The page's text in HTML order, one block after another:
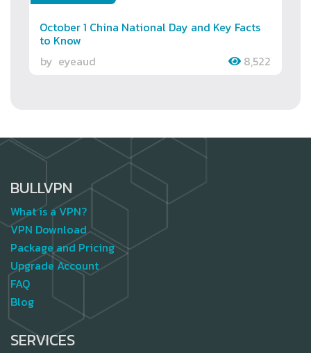
October 1 China National Day and Key Facts
to Know
by eyeaud 8,522
BULLVPN
What is a VPN?
VPN Download
Package and Pricing
Upgrade Account
FAQ
Blog
SERVICES